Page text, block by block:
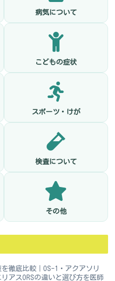
病気について
こどもの症状
スポーツ・けが
検査について
その他
徹底比較｜OS-1・アクアソリ
アスORSの違いと選び方を医師